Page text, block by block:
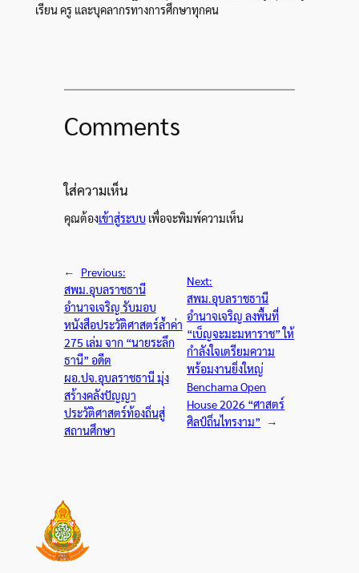
เรียน ครู และบุคลากรทางการศึกษาทุกคน
Comments
ใส่ความเห็น
คุณต้องเข้าสู่ระบบ เพื่อจะพิมพ์ความเห็น
←
Previous:
สพม.อุบลราชธานี
อำนาจเจริญ รับมอบ
หนังสือประวัติศาสตร์ล้ำค่า
275 เล่ม จาก “นายระลึก
ธานี” อดีต
ผอ.ปจ.อุบลราชธานี มุ่ง
สร้างคลังปัญญา
ประวัติศาสตร์ท้องถิ่นสู่
สถานศึกษา
Next:
สพม.อุบลราชธานี
อำนาจเจริญ ลงพื้นที่
“เบ็ญจะมะมหาราช” ให้
กำลังใจเตรียมความ
พร้อมงานยิ่งใหญ่
Benchama Open
House 2026 “ศาสตร์
ศิลป์ถิ่นไทรงาม”
→